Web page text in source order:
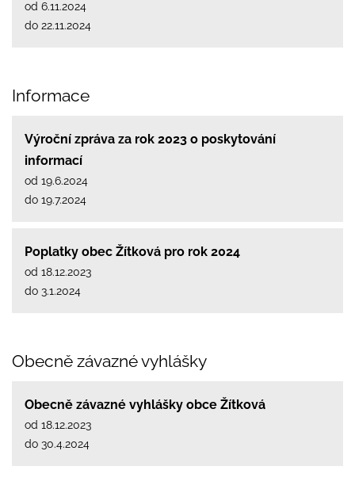
od 6.11.2024
do 22.11.2024
Informace
Výroční zpráva za rok 2023 o poskytování
informací
od 19.6.2024
do 19.7.2024
Poplatky obec Žítková pro rok 2024
od 18.12.2023
do 3.1.2024
Obecně závazné vyhlášky
Obecně závazné vyhlášky obce Žítková
od 18.12.2023
do 30.4.2024